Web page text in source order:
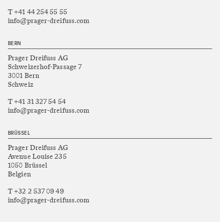
T +41 44 254 55 55
info@prager-dreifuss.com
BERN
Prager Dreifuss AG
Schweizerhof-Passage 7
3001 Bern
Schweiz
T +41 31 327 54 54
info@prager-dreifuss.com
BRÜSSEL
Prager Dreifuss AG
Avenue Louise 235
1050 Brüssel
Belgien
T +32 2 537 09 49
info@prager-dreifuss.com